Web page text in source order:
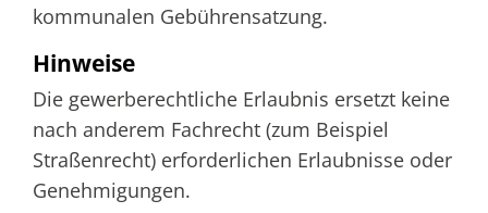
kommunalen Gebührensatzung.
Hinweise
Die gewerberechtliche Erlaubnis ersetzt keine
nach anderem Fachrecht (zum Beispiel
Straßenrecht) erforderlichen Erlaubnisse oder
Genehmigungen.